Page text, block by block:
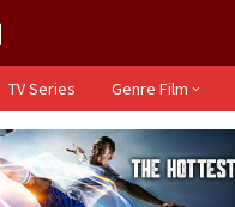
TV Series Genre Film